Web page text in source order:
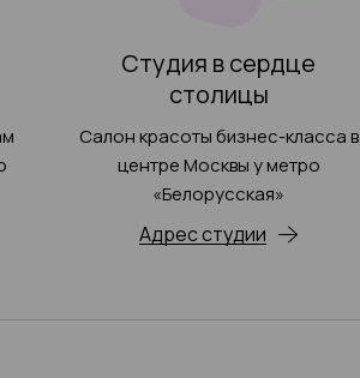
Студия в сердце
столицы
Салон красоты бизнес-класса в
центре Москвы у метро
«Белорусская»
Адрес студии